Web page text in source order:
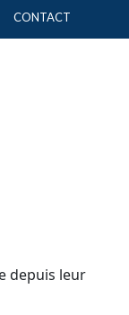
CONTACT
depuis leur